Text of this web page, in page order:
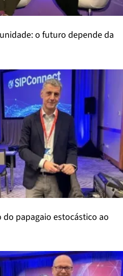
o futuro depende da
do papagaio estocástico ao